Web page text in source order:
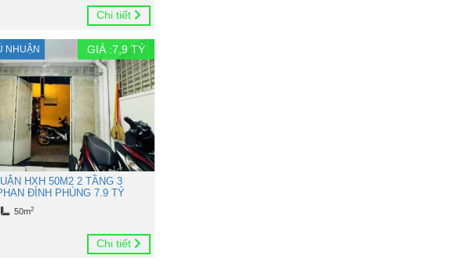
Chi tiết
NHUẬN GIÁ :7,9TỶ
HXH 50M2 2 TẦNG 3
ĐÌNH PHÙNG 7.9 TỶ
50m2
Chi tiết